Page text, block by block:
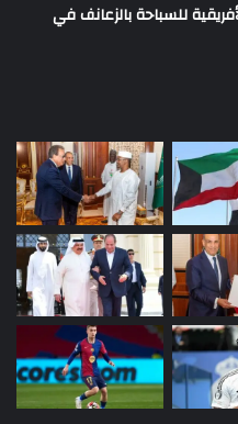
للسباحة بالزعانف في